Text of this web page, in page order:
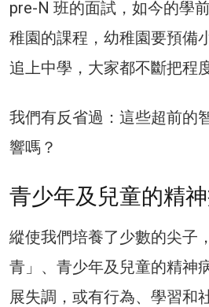
pre-N 班的面試，如今的學
稚園的課程，幼稚園要預備
追上中學，大家都不斷把程
我們有反省過：這些超前的
響嗎？
青少年及兒童的精
縱使我們培養了少數的尖子
青」、青少年及兒童的精神
展失調，或有行為、學習和